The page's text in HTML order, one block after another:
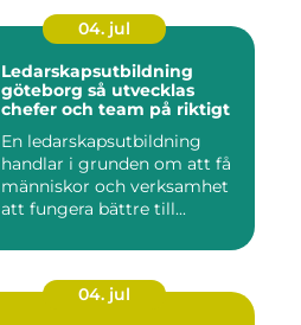
04. jul
Ledarskapsutbildning
göteborg så utvecklas
chefer och team på riktigt
En ledarskapsutbildning
handlar i grunden om att få
människor och verksamhet
att fungera bättre till...
04. jul